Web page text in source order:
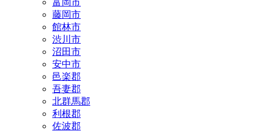
富岡市
藤岡市
館林市
渋川市
沼田市
安中市
邑楽郡
吾妻郡
北群馬郡
利根郡
佐波郡